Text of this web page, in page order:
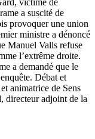
victime de
a suscité de
provoquer une union
ministre a dénoncé
Manuel Valls refuse
l’extrême droite.
a demandé que le
Débat et
animatrice de Sens
directeur adjoint de la